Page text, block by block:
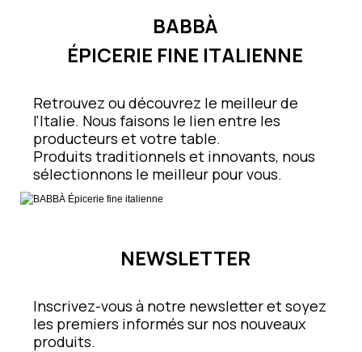
BABBÀ
ÉPICERIE FINE ITALIENNE
Retrouvez ou découvrez le meilleur de
l'Italie. Nous faisons le lien entre les
producteurs et votre table.
Produits traditionnels et innovants, nous
sélectionnons le meilleur pour vous.
NEWSLETTER
Inscrivez-vous à notre newsletter et soyez
les premiers informés sur nos nouveaux
produits.